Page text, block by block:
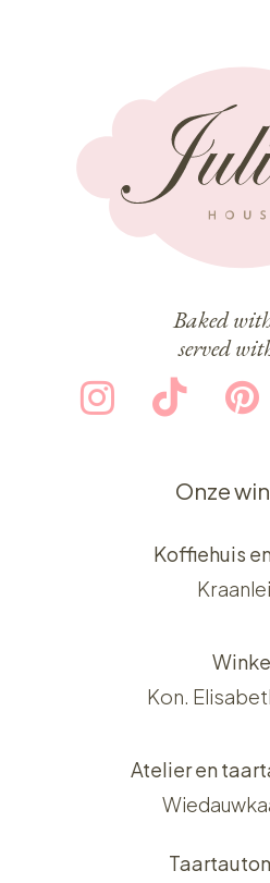
Baked
served
Onze
Koffiehuis
Kraanlei
Kon.
Atelier en